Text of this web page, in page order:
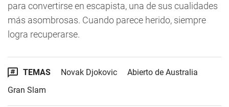
para convertirse en escapista, una de sus cualidades
más asombrosas. Cuando parece herido, siempre
logra recuperarse.
TEMAS Novak Djokovic
Abierto de Australia
Gran Slam